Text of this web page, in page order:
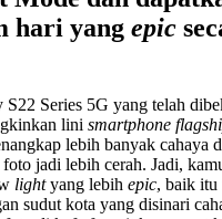
hari yang epic
S22 Series 5G yang telah
lini smartphone
lebih banyak cahaya
jadi lebih cerah. Jadi,
lightyang lebih epic, baik itu
sudut kota yang disinari